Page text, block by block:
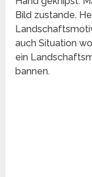
Bild zustande.
auch Situation
ein
bannen.